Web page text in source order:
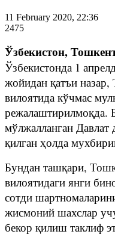
11 February 2020, 22:36
2475
Ўзбекистон,
Ўзбекистонда 1
жойидан қатъи
вилоятида кўчмас
режалаштирилмоқда.
мўлжалланган Давлат
қилган ҳолда
Бундан ташқари,
вилоятидаги янги
сотди
жисмоний шахслар
бекор қилиш таклиф